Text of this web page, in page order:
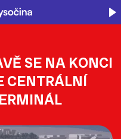
SE NA KONCI
CENTRÁLNÍ